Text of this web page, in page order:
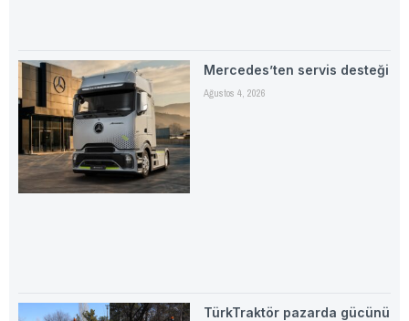
Mercedes’ten servis desteği
Ağustos 4, 2026
TürkTraktör pazarda gücünü